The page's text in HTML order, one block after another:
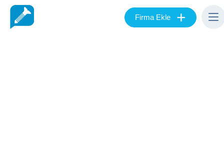
Firma Ekle +